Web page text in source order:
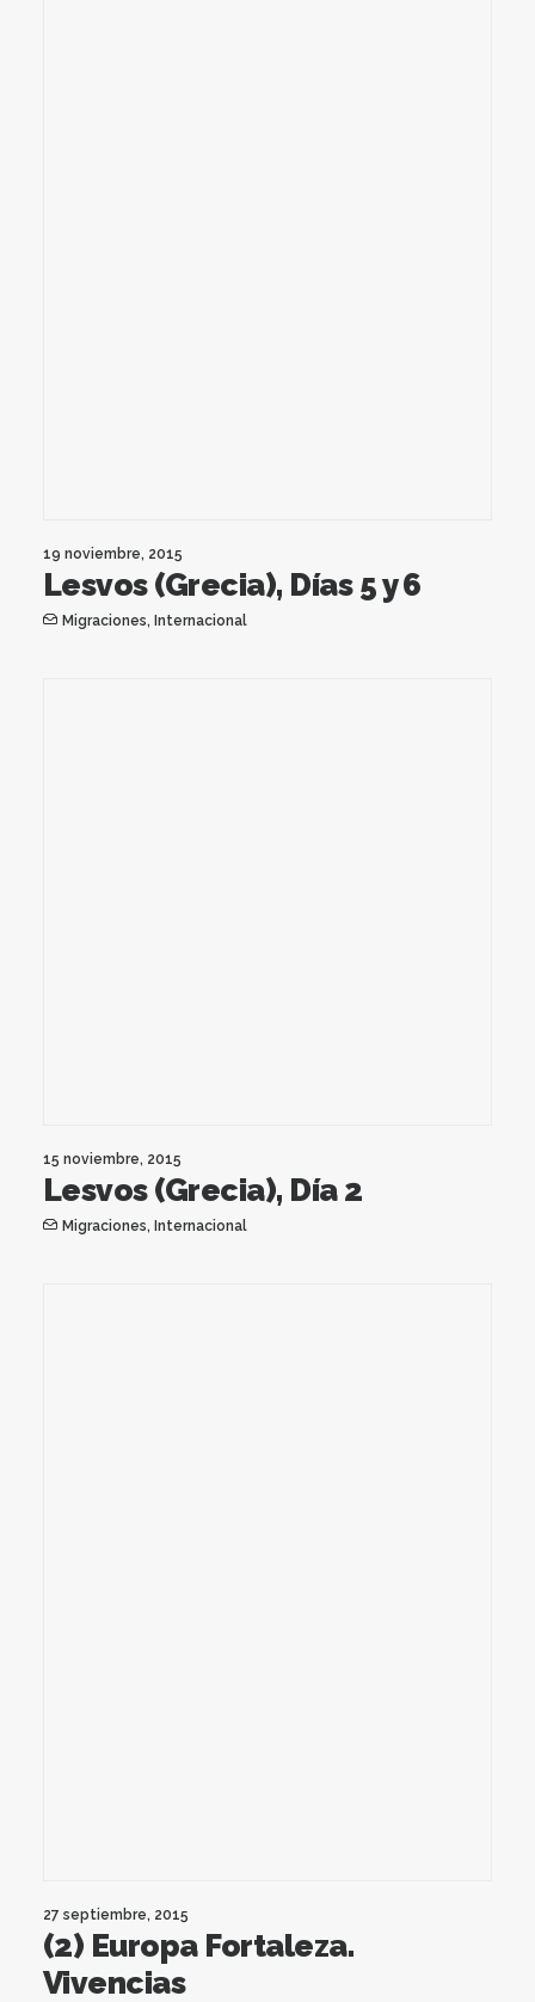
19 noviembre, 2015
Lesvos (Grecia), Días 5 y 6
Migraciones, Internacional
15 noviembre, 2015
Lesvos (Grecia), Día 2
Migraciones, Internacional
27 septiembre, 2015
(2) Europa Fortaleza.
Vivencias